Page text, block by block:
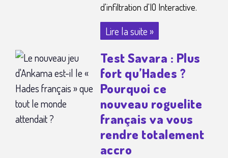
d'infiltration d'IO Interactive.
Lire la suite »
Test Savara : Plus
fort qu’Hades ?
Pourquoi ce
nouveau roguelite
français va vous
rendre totalement
accro